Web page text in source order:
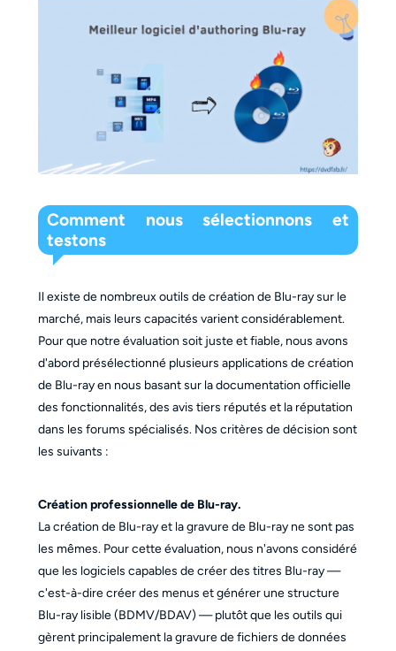
Comment nous sélectionnons et
testons
Il existe de nombreux outils de création de Blu-ray sur le
marché, mais leurs capacités varient considérablement.
Pour que notre évaluation soit juste et fiable, nous avons
d'abord présélectionné plusieurs applications de création
de Blu-ray en nous basant sur la documentation officielle
des fonctionnalités, des avis tiers réputés et la réputation
dans les forums spécialisés. Nos critères de décision sont
les suivants :
Création professionnelle de Blu-ray.
La création de Blu-ray et la gravure de Blu-ray ne sont pas
les mêmes. Pour cette évaluation, nous n'avons considéré
que les logiciels capables de créer des titres Blu-ray —
c'est-à-dire créer des menus et générer une structure
Blu-ray lisible (BDMV/BDAV) — plutôt que les outils qui
gèrent principalement la gravure de fichiers de données